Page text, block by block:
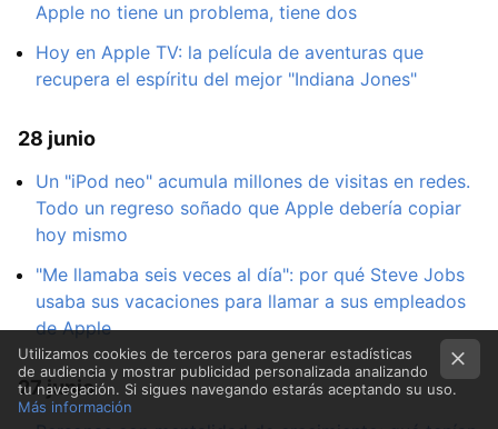
Apple no tiene un problema, tiene dos
Hoy en Apple TV: la película de aventuras que
recupera el espíritu del mejor "Indiana Jones"
28 junio
Un "iPod neo" acumula millones de visitas en redes.
Todo un regreso soñado que Apple debería copiar
hoy mismo
"Me llamaba seis veces al día": por qué Steve Jobs
usaba sus vacaciones para llamar a sus empleados
de Apple
27 junio
Utilizamos cookies de terceros para generar estadísticas
de audiencia y mostrar publicidad personalizada analizando
tu navegación. Si sigues navegando estarás aceptando su uso.
Más información